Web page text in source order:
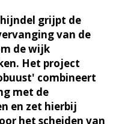
grijpt de
van de
de wijk
Het project
combineert
met de
en zet hierbij
het scheiden van